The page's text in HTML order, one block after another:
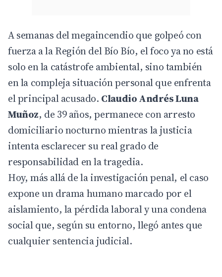
A semanas del megaincendio que golpeó con
fuerza a la Región del Bío Bío, el foco ya no está
solo en la catástrofe ambiental, sino también
en la compleja situación personal que enfrenta
el principal acusado. Claudio Andrés Luna
Muñoz, de 39 años, permanece con arresto
domiciliario nocturno mientras la justicia
intenta esclarecer su real grado de
responsabilidad en la tragedia.
Hoy, más allá de lainvestigaciónpenal, el caso
expone un drama humano marcado por el
aislamiento, la pérdida laboral y una condena
social que, según su entorno, llegó antes que
cualquier sentencia judicial.